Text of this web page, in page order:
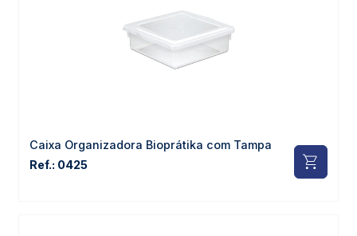
Caixa Organizadora Bioprátika com Tampa
Ref.: 0425